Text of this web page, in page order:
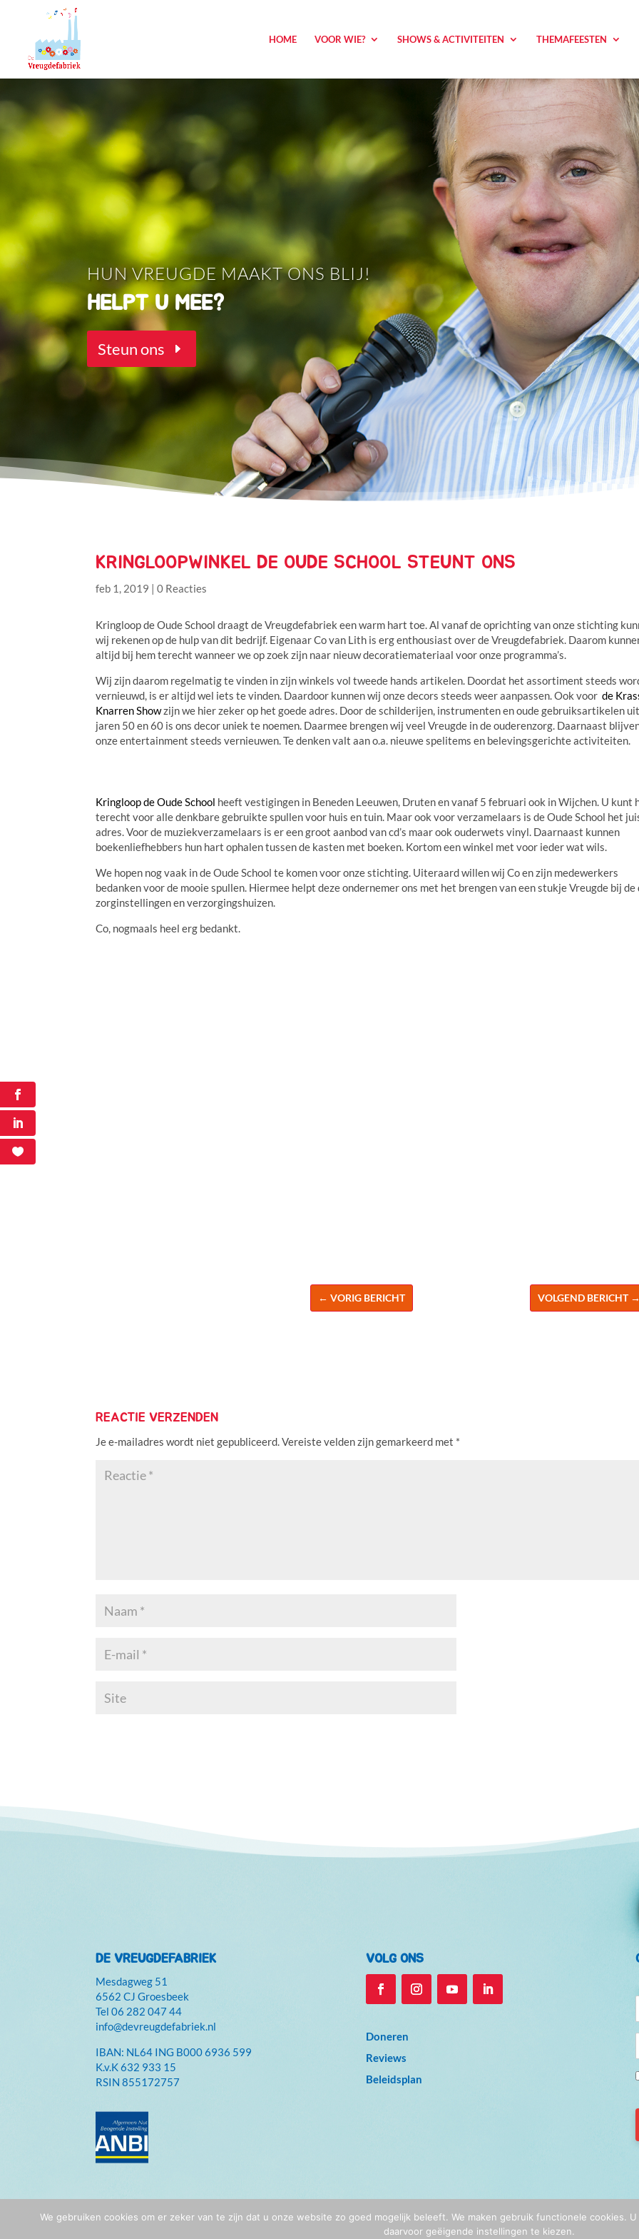
HOME VOOR WIE? SHOWS & ACTIVITEITEN THEMAFEESTEN
HUN VREUGDE MAAKT ONS BLIJ!
HELPT U MEE?
Steun ons
KRINGLOOPWINKEL DE OUDE SCHOOL STEUNT ONS
feb 1, 2019 |0 Reacties
Kringloop de Oude School draagt de Vreugdefabriek een warm hart toe. Al vanaf de oprichting van onze stichting
wij rekenen op de hulp van dit bedrijf. Eigenaar Co van Lith is erg enthousiast over de Vreugdefabriek. Daarom
altijd bij hem terecht wanneer we op zoek zijn naar nieuw decoratiemateriaal voor onze programma’s.
Wij zijn daarom regelmatig te vinden in zijn winkels vol tweede hands artikelen. Doordat het assortiment steeds
vernieuwd, is er altijd wel iets te vinden. Daardoor kunnen wij onze decors steeds weer aanpassen. Ook voorde
Knarren Showzijn we hier zeker op het goede adres. Door de schilderijen, instrumenten en oude gebruiksartikelen
jaren 50 en 60 is ons decor uniek te noemen. Daarmee brengen wij veel Vreugde in de ouderenzorg. Daarnaast
onze entertainment steeds vernieuwen. Te denken valt aan o.a. nieuwe spelitems en belevingsgerichte activiteiten.
Kringloop de Oude School heeft vestigingen in Beneden Leeuwen, Druten en vanaf 5 februari ook in Wijchen. U kunt
terecht voor alle denkbare gebruikte spullen voor huis en tuin. Maar ook voor verzamelaars is de Oude School het
adres. Voor de muziekverzamelaars is er een groot aanbod van cd’s maar ook ouderwets vinyl. Daarnaast kunnen
boekenliefhebbers hun hart ophalen tussen de kasten met boeken. Kortom een winkel met voor ieder wat wils.
We hopen nog vaak in de Oude School te komen voor onze stichting. Uiteraard willen wij Co en zijn medewerkers
bedanken voor de mooie spullen. Hiermee helpt deze ondernemer ons met het brengen van een stukje Vreugde bij de
zorginstellingen en verzorgingshuizen.
Co, nogmaals heel erg bedankt.
← VORIG BERICHT VOLGEND BERICHT
REACTIE VERZENDEN
Je e-mailadres wordt niet gepubliceerd.Vereiste velden zijn gemarkeerd met *
DE VREUGDEFABRIEK
Mesdagweg 51
6562 CJ Groesbeek
Tel06 282 047 44
info@devreugdefabriek.nl
IBAN: NL64 ING B000 6936 599
K.v.K632 933 15
RSIN 855172757
VOLG ONS
Doneren
Reviews
Beleidsplan
Privacy| Algemene voorwaarden | Website & illustraties:
We gebruiken cookies om er zeker van te zijn dat u onze website zo goed mogelijk beleeft. We maken gebruik functionele cookies.
daarvoor geëigende instellingen te kiezen.